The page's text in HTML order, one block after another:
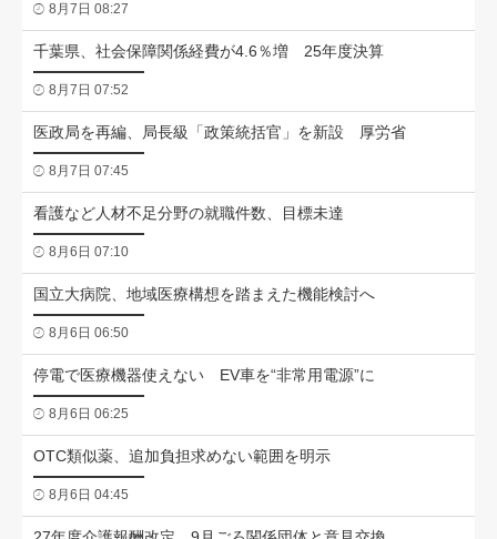
8月7日 08:27
千葉県、社会保障関係経費が4.6％増 25年度決算
8月7日 07:52
医政局を再編、局長級「政策統括官」を新設 厚労省
8月7日 07:45
看護など人材不足分野の就職件数、目標未達
8月6日 07:10
国立大病院、地域医療構想を踏まえた機能検討へ
8月6日 06:50
停電で医療機器使えない EV車を“非常用電源”に
8月6日 06:25
OTC類似薬、追加負担求めない範囲を明示
8月6日 04:45